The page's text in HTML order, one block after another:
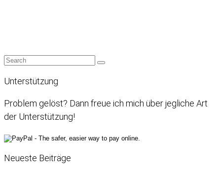
Unterstützung
Problem gelöst? Dann freue ich mich über jegliche Art
der Unterstützung!
Neueste Beiträge